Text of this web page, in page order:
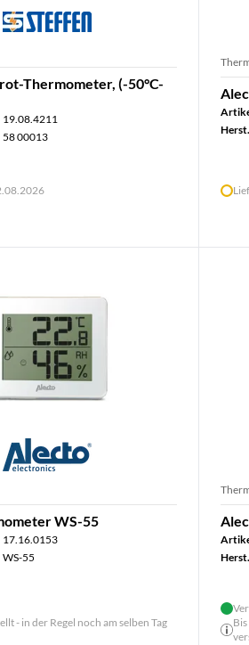
Thermometer, (-50°C-
19.08.4211
58 00013
WS-55
17.16.0153
WS-55
- in der Regel noch am selben Tag